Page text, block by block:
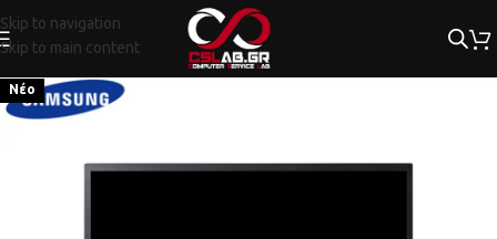
Skip to navigation
Skip to main content
Νέο